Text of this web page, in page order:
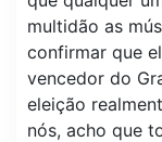
multidão as
confirmar que
vencedor do
eleição
nós, acho que